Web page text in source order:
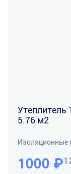
5.76 м2
Изоляционные
1000 ₽